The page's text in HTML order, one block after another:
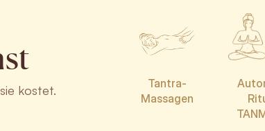
kostet.
Tantra-
Massagen